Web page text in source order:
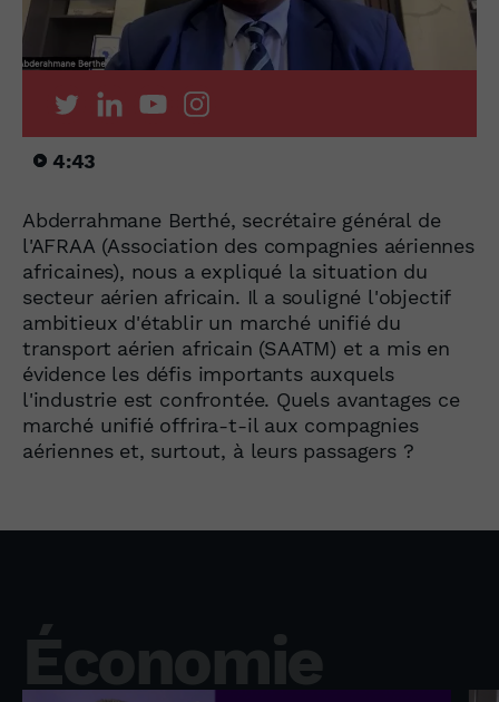
4:43
Abderrahmane Berthé, secrétaire général de
l'AFRAA (Association des compagnies aériennes
africaines), nous a expliqué la situation du
secteur aérien africain. Il a souligné l'objectif
ambitieux d'établir un marché unifié du
transport aérien africain (SAATM) et a mis en
évidence les défis importants auxquels
l'industrie est confrontée. Quels avantages ce
marché unifié offrira-t-il aux compagnies
aériennes et, surtout, à leurs passagers ?
Économie